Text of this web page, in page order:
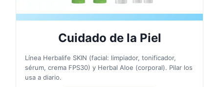
Cuidado de la Piel
Línea Herbalife SKIN (facial: limpiador, tonificador,
sérum, crema FPS30) y Herbal Aloe (corporal). Pilar los
usa a diario.